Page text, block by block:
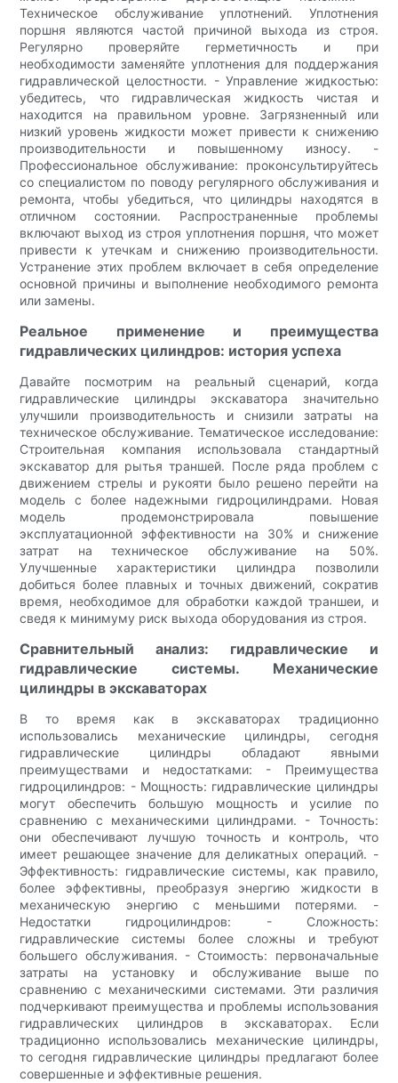
Техническое обслуживание уплотнений. Уплотнения
поршня являются частой причиной выхода из строя.
Регулярно проверяйте герметичность и при
необходимости заменяйте уплотнения для поддержания
гидравлической целостности. - Управление жидкостью:
убедитесь, что гидравлическая жидкость чистая и
находится на правильном уровне. Загрязненный или
низкий уровень жидкости может привести к снижению
производительности и повышенному износу. -
Профессиональное обслуживание: проконсультируйтесь
со специалистом по поводу регулярного обслуживания и
ремонта, чтобы убедиться, что цилиндры находятся в
отличном состоянии. Распространенные проблемы
включают выход из строя уплотнения поршня, что может
привести к утечкам и снижению производительности.
Устранение этих проблем включает в себя определение
основной причины и выполнение необходимого ремонта
или замены.
Реальное применение и преимущества
гидравлических цилиндров: история успеха
Давайте посмотрим на реальный сценарий, когда
гидравлические цилиндры экскаватора значительно
улучшили производительность и снизили затраты на
техническое обслуживание. Тематическое исследование:
Строительная компания использовала стандартный
экскаватор для рытья траншей. После ряда проблем с
движением стрелы и рукояти было решено перейти на
модель с более надежными гидроцилиндрами. Новая
модель продемонстрировала повышение
эксплуатационной эффективности на 30% и снижение
затрат на техническое обслуживание на 50%.
Улучшенные характеристики цилиндра позволили
добиться более плавных и точных движений, сократив
время, необходимое для обработки каждой траншеи, и
сведя к минимуму риск выхода оборудования из строя.
Сравнительный анализ: гидравлические и
гидравлические системы. Механические
цилиндры в экскаваторах
В то время как в экскаваторах традиционно
использовались механические цилиндры, сегодня
гидравлические цилиндры обладают явными
преимуществами и недостатками: - Преимущества
гидроцилиндров: - Мощность: гидравлические цилиндры
могут обеспечить большую мощность и усилие по
сравнению с механическими цилиндрами. - Точность:
они обеспечивают лучшую точность и контроль, что
имеет решающее значение для деликатных операций. -
Эффективность: гидравлические системы, как правило,
более эффективны, преобразуя энергию жидкости в
механическую энергию с меньшими потерями. -
Недостатки гидроцилиндров: - Сложность:
гидравлические системы более сложны и требуют
большего обслуживания. - Стоимость: первоначальные
затраты на установку и обслуживание выше по
сравнению с механическими системами. Эти различия
подчеркивают преимущества и проблемы использования
гидравлических цилиндров в экскаваторах. Если
традиционно использовались механические цилиндры,
то сегодня гидравлические цилиндры предлагают более
совершенные и эффективные решения.